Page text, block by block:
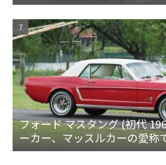
フォード マスタング (初代
ーカー、マッスルカーの愛称
ット